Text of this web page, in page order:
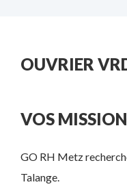
OUVRIER
VOS
GO RH Metz
Talange.